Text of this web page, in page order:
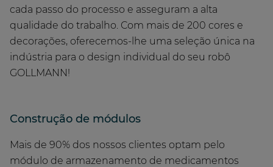
cada passo do processo e asseguram a alta
qualidade do trabalho. Com mais de 200 cores e
decorações, oferecemos-lhe uma seleção única na
indústria para o design individual do seu robô
GOLLMANN!
Construção de módulos
Mais de 90% dos nossos clientes optam pelo
módulo de armazenamento de medicamentos